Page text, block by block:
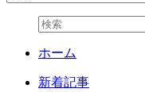
ホーム
新着記事